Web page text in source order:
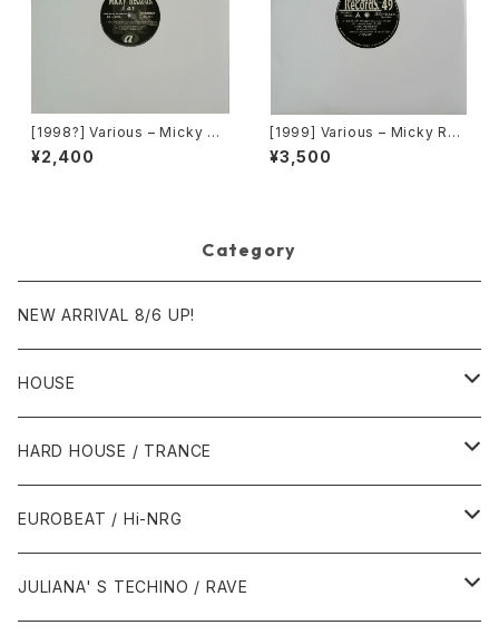
[1998?] Various – Micky Re
cords Vol.41 [Micky Recor
ds.][PROMO]
¥2,400
[1999] Various – Micky Rec
ord Vol. 49 [Micky Record
s Inc.][PROMO]
¥3,500
Category
NEW ARRIVAL 8/6 UP!
HOUSE
1980年代
1987年・以前
1988年
1990年代
1990年
2000年代
HARD HOUSE / TRANCE
1990年代
1994年・以前
2000年代
EUROBEAT / Hi-NRG
1980年代
JULIANA' S TECHINO / RAVE